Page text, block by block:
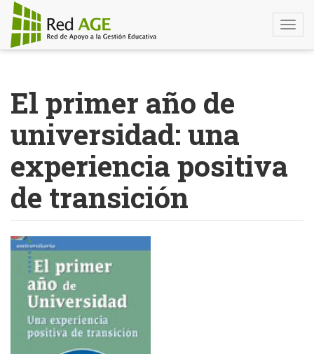
contenido
principal
El primer año de
universidad: una
experiencia positiva
de transición